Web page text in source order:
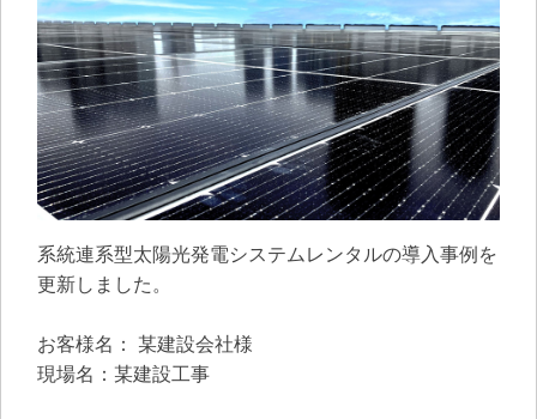
系統連系型太陽光発電システムレンタルの導入事例を
更新しました。
お客様名： 某建設会社様
現場名：某建設工事